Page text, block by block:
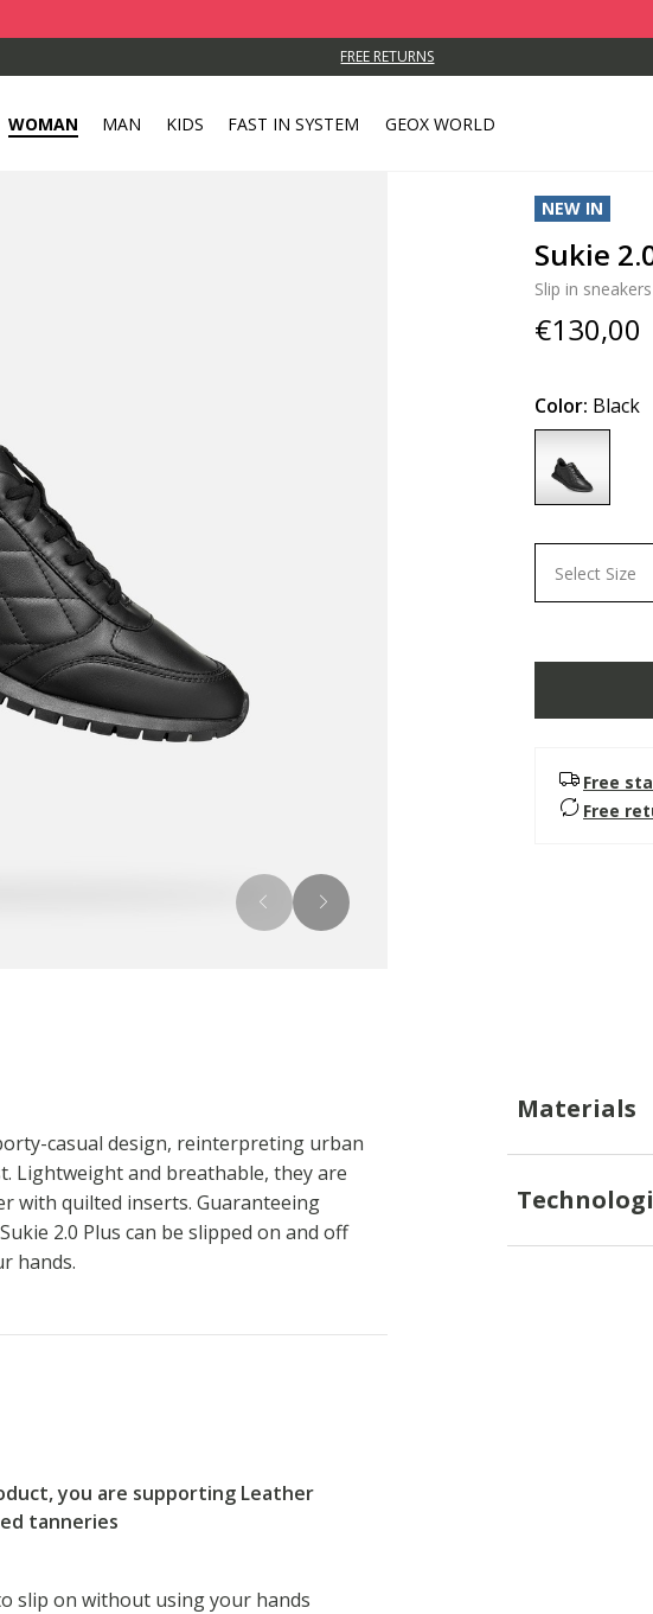
FREE RETURNS
WOMAN MAN KIDS FAST IN SYSTEM GEOX WORLD
NEW IN
Sukie
Slip in sneakers
€130,00
Color: Black
Select Size
Free
Free
casual design, reinterpreting urban
Lightweight and breathable, they are
with quilted inserts. Guaranteeing
2.0 Plus can be slipped on and off
hands.
you are supporting Leather
tanneries
slip on without using your hands
Materials